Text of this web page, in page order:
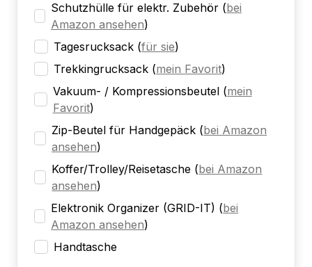
Schutzhülle für elektr. Zubehör (bei
Amazon ansehen)
Tagesrucksack (für sie)
Trekkingrucksack (mein Favorit)
Vakuum- / Kompressionsbeutel (mein
Favorit)
Zip-Beutel für Handgepäck (bei Amazon
ansehen)
Koffer/Trolley/Reisetasche (bei Amazon
ansehen)
Elektronik Organizer (GRID-IT) (bei
Amazon ansehen)
Handtasche